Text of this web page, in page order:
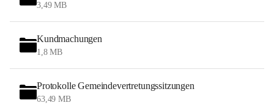
3,49 MB
Kundmachungen
1,8 MB
Protokolle Gemeindevertretungssitzungen
63,49 MB